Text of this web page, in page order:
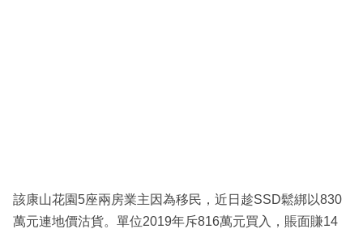
該康山花園5座兩房業主因為移民，近日趁SSD鬆綁以830
萬元連地價沽貨。單位2019年斥816萬元買入，賬面賺14